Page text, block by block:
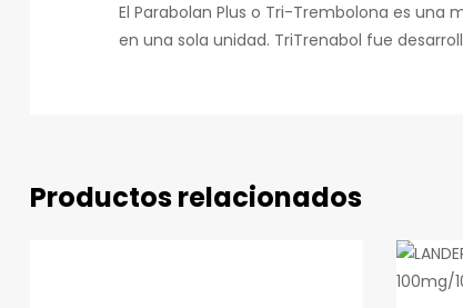
El Parabolan Plus o Tri-­Trembolona es
en una sola unidad. Tri­Trenabol fue
Productos relacionados